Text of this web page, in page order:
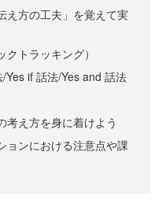
え方の工夫」を覚えて実
クトラッキング）
Yes if 話法/Yes and 話法
考え方を身に着けよう
ョンにおける注意点や課